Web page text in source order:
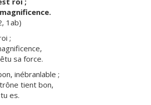
1ab)
;
sa force.
inébranlable ;
tient bon,
es.